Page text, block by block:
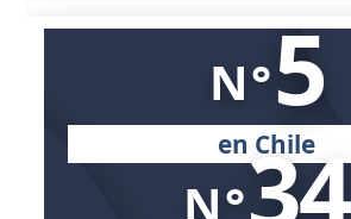
N°5
en Chile
N°34